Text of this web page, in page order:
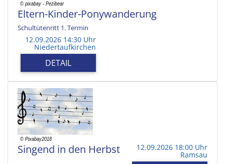
Eltern-Kinder-Ponywanderung
Schultütenritt 1. Termin
12.09.2026 14:30 Uhr
Niedertaufkirchen
DETAIL
Singend in den Herbst 12.09.2026 18:00 Uhr
Ramsau